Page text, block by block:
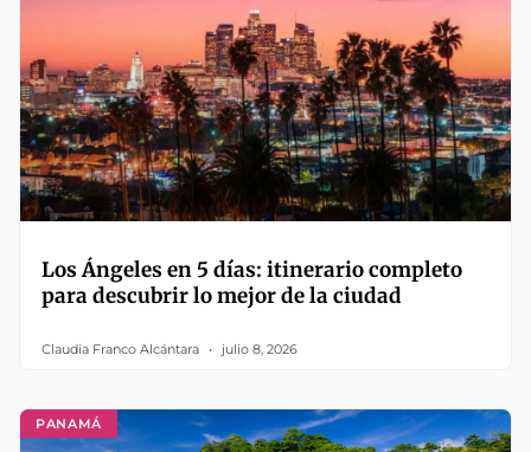
Los Ángeles en 5 días: itinerario completo
para descubrir lo mejor de la ciudad
Claudia Franco Alcántara julio 8, 2026
PANAMÁ